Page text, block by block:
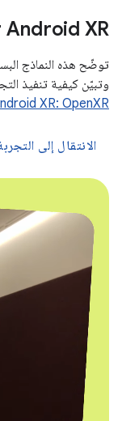
XR
وتبيّن كيفية تنفيذ
XR: OpenXR
الانتقال إلى